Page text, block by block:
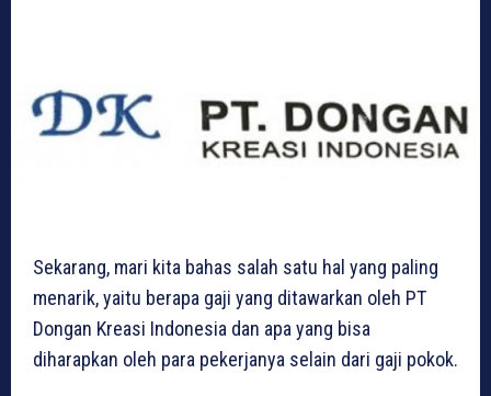
Sekarang, mari kita bahas salah satu hal yang paling
menarik, yaitu berapa gaji yang ditawarkan oleh PT
Dongan Kreasi Indonesia dan apa yang bisa
diharapkan oleh para pekerjanya selain dari gaji pokok.